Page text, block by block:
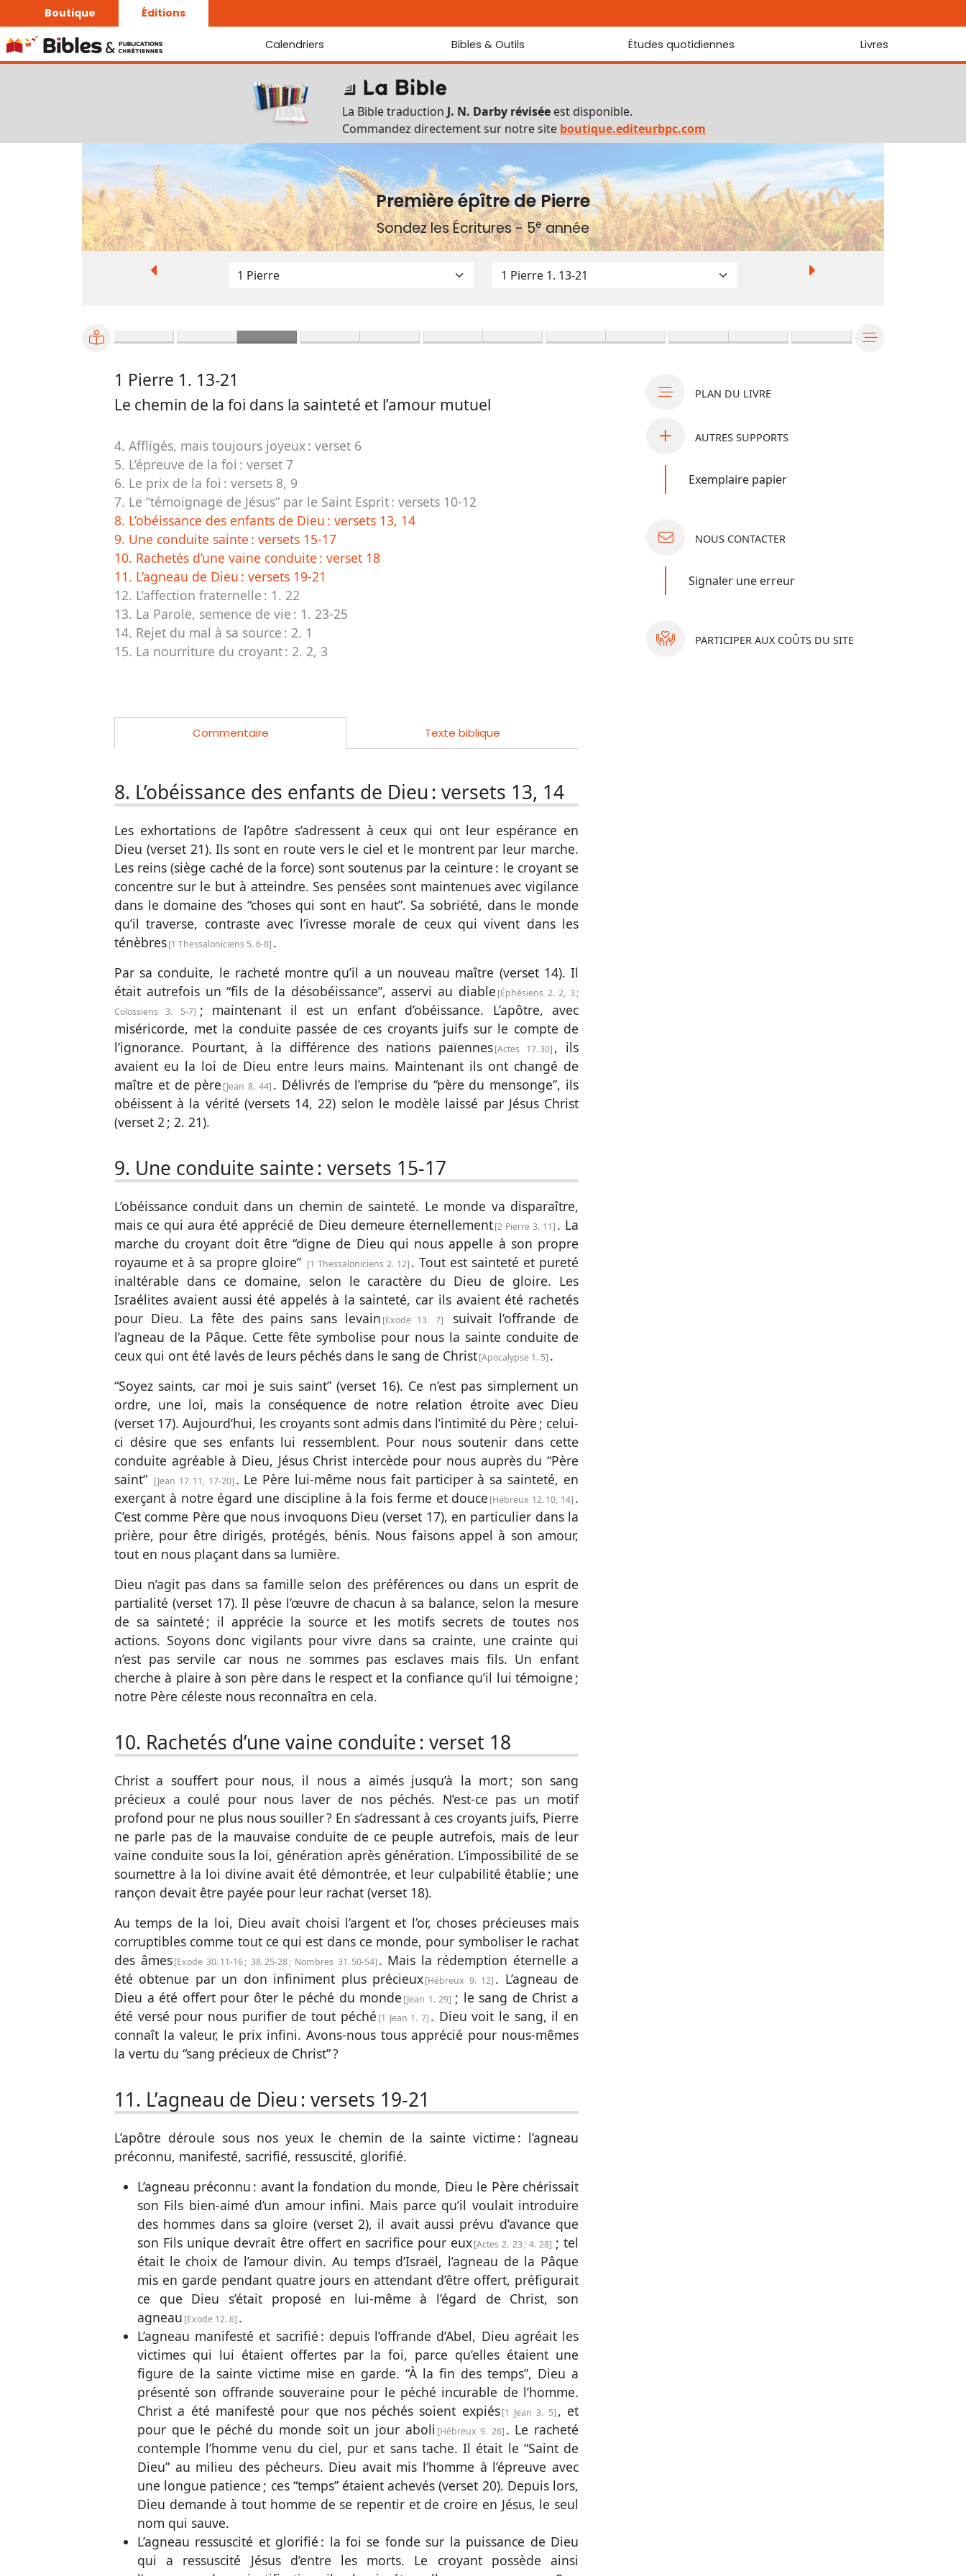
Boutique Éditions
Calendriers
La Bonne Semence
Le Seigneur est proche
Bibles & Outils
Bibles
Traduction J. N. Darby révisée
Traduction J. N. Darby
Ancien Testament interlinéaire
Outils
Dictionnaire français du Nouveau Testament
Lexique grec du Nouveau Testament
Questionnaire de connaissances du Nouveau Testament
Téléchargements
Études quotidiennes Livres
Bibliothèque
La Bible traduction J. N. Darby révisée est disponible.
Commandez directement sur notre site boutique.editeurbpc.com
Première épître de Pierre
Sondez les Écritures - 5eannée
1 Pierre 1. 13-21
Le chemin de la foi dans la sainteté et l’amour mutuel
4. Affligés, mais toujours joyeux : verset 6
5. L’épreuve de la foi : verset 7
6. Le prix de la foi : versets 8, 9
7. Le “témoignage de Jésus” par le Saint Esprit : versets 10-12
8. L’obéissance des enfants de Dieu : versets 13, 14
9. Une conduite sainte : versets 15-17
10. Rachetés d’une vaine conduite : verset 18
11. L’agneau de Dieu : versets 19-21
12. L’affection fraternelle : 1. 22
13. La Parole, semence de vie : 1. 23-25
14. Rejet du mal à sa source : 2. 1
15. La nourriture du croyant : 2. 2, 3
Commentaire Texte biblique
8. L’obéissance des enfants de Dieu : versets 13, 14
Les exhortations de l’apôtre s’adressent à ceux qui ont leur espérance en
Dieu (verset 21). Ils sont en route vers le ciel et le montrent par leur marche.
Les reins (siège caché de la force) sont soutenus par la ceinture : le croyant se
concentre sur le but à atteindre. Ses pensées sont maintenues avec vigilance
dans le domaine des “choses qui sont en haut”. Sa sobriété, dans le monde
qu’il traverse, contraste avec l’ivresse morale de ceux qui vivent dans les
ténèbres 1 Thessaloniciens 5. 6-8 .
Par sa conduite, le racheté montre qu’il a un nouveau maître (verset 14). Il
était autrefois un “fils de la désobéissance”, asservi au diable Éphésiens 2. 2, 3;
Colossiens 3. 5-7 ; maintenant il est un enfant d’obéissance. L’apôtre, avec
miséricorde, met la conduite passée de ces croyants juifs sur le compte de
l’ignorance. Pourtant, à la différence des nations païennes Actes 17. 30 , ils
avaient eu la loi de Dieu entre leurs mains. Maintenant ils ont changé de
maître et de père Jean 8. 44 . Délivrés de l’emprise du “père du mensonge”, ils
obéissent à la vérité (versets 14, 22) selon le modèle laissé par Jésus Christ
(verset 2; 2. 21).
9. Une conduite sainte : versets 15-17
L’obéissance conduit dans un chemin de sainteté. Le monde va disparaître,
mais ce qui aura été apprécié de Dieu demeure éternellement 2 Pierre 3. 11 . La
marche du croyant doit être “digne de Dieu qui nous appelle à son propre
royaume et à sa propre gloire”
1 Thessaloniciens 2. 12 . Tout est sainteté et pureté
inaltérable dans ce domaine, selon le caractère du Dieu de gloire. Les
Israélites avaient aussi été appelés à la sainteté, car ils avaient été rachetés
pour Dieu. La fête des pains sans levain Exode 13. 7
suivait l’offrande de
l’agneau de la Pâque. Cette fête symbolise pour nous la sainte conduite de
ceux qui ont été lavés de leurs péchés dans le sang de Christ Apocalypse 1. 5 .
“Soyez saints, car moi je suis saint” (verset 16). Ce n’est pas simplement un
ordre, une loi, mais la conséquence de notre relation étroite avec Dieu
(verset 17). Aujourd’hui, les croyants sont admis dans l’intimité du Père ; celui-
ci désire que ses enfants lui ressemblent. Pour nous soutenir dans cette
conduite agréable à Dieu, Jésus Christ intercède pour nous auprès du “Père
saint”
Jean 17. 11, 17-20 . Le Père lui-même nous fait participer à sa sainteté, en
exerçant à notre égard une discipline à la fois ferme et douce Hébreux 12. 10, 14 .
C’est comme Père que nous invoquons Dieu (verset 17), en particulier dans la
prière, pour être dirigés, protégés, bénis. Nous faisons appel à son amour,
tout en nous plaçant dans sa lumière.
Dieu n’agit pas dans sa famille selon des préférences ou dans un esprit de
partialité (verset 17). Il pèse l’œuvre de chacun à sa balance, selon la mesure
de sa sainteté ; il apprécie la source et les motifs secrets de toutes nos
actions. Soyons donc vigilants pour vivre dans sa crainte, une crainte qui
n’est pas servile car nous ne sommes pas esclaves mais fils. Un enfant
cherche à plaire à son père dans le respect et la confiance qu’il lui témoigne ;
notre Père céleste nous reconnaîtra en cela.
10. Rachetés d’une vaine conduite : verset 18
Christ a souffert pour nous, il nous a aimés jusqu’à la mort ; son sang
précieux a coulé pour nous laver de nos péchés. N’est-ce pas un motif
profond pour ne plus nous souiller ? En s’adressant à ces croyants juifs, Pierre
ne parle pas de la mauvaise conduite de ce peuple autrefois, mais de leur
vaine conduite sous la loi, génération après génération. L’impossibilité de se
soumettre à la loi divine avait été démontrée, et leur culpabilité établie ; une
rançon devait être payée pour leur rachat (verset 18).
Au temps de la loi, Dieu avait choisi l’argent et l’or, choses précieuses mais
corruptibles comme tout ce qui est dans ce monde, pour symboliser le rachat
des âmes Exode 30. 11-16; 38. 25-28; Nombres 31. 50-54 . Mais la rédemption éternelle a
été obtenue par un don infiniment plus précieux Hébreux 9. 12 . L’agneau de
Dieu a été offert pour ôter le péché du monde Jean 1. 29 ; le sang de Christ a
été versé pour nous purifier de tout péché 1 Jean 1. 7 . Dieu voit le sang, il en
connaît la valeur, le prix infini. Avons-nous tous apprécié pour nous-mêmes
la vertu du “sang précieux de Christ” ?
11. L’agneau de Dieu : versets 19-21
L’apôtre déroule sous nos yeux le chemin de la sainte victime : l’agneau
préconnu, manifesté, sacrifié, ressuscité, glorifié.
L’agneau préconnu : avant la fondation du monde, Dieu le Père chérissait
son Fils bien-aimé d’un amour infini. Mais parce qu’il voulait introduire
des hommes dans sa gloire (verset 2), il avait aussi prévu d’avance que
son Fils unique devrait être offert en sacrifice pour eux Actes 2. 23; 4. 28 ; tel
était le choix de l’amour divin. Au temps d’Israël, l’agneau de la Pâque
mis en garde pendant quatre jours en attendant d’être offert, préfigurait
ce que Dieu s’était proposé en lui-même à l’égard de Christ, son
agneau Exode 12. 6 .
L’agneau manifesté et sacrifié : depuis l’offrande d’Abel, Dieu agréait les
victimes qui lui étaient offertes par la foi, parce qu’elles étaient une
figure de la sainte victime mise en garde. “À la fin des temps”, Dieu a
présenté son offrande souveraine pour le péché incurable de l’homme.
Christ a été manifesté pour que nos péchés soient expiés 1 Jean 3. 5 , et
pour que le péché du monde soit un jour aboli Hébreux 9. 26 . Le racheté
contemple l’homme venu du ciel, pur et sans tache. Il était le “Saint de
Dieu” au milieu des pécheurs. Dieu avait mis l’homme à l’épreuve avec
une longue patience ; ces “temps” étaient achevés (verset 20). Depuis lors,
Dieu demande à tout homme de se repentir et de croire en Jésus, le seul
nom qui sauve.
L’agneau ressuscité et glorifié : la foi se fonde sur la puissance de Dieu
qui a ressuscité Jésus d’entre les morts. Le croyant possède ainsi
PLAN DU LIVRE
AUTRES SUPPORTS
Exemplaire papier
NOUS CONTACTER
Signaler une erreur
PARTICIPER AUX COÛTS DU SITE